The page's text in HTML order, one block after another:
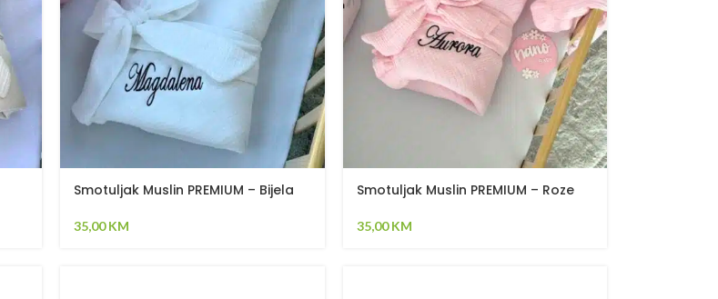
Smotuljak Muslin PREMIUM – Bijela
35,00KM
Smotuljak Muslin PREMIUM – Roze
35,00KM